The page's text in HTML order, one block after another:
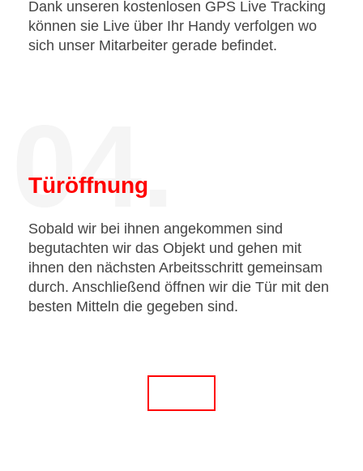
Dank unseren kostenlosen GPS Live Tracking
können sie Live über Ihr Handy verfolgen wo
sich unser Mitarbeiter gerade befindet.
04.
Türöffnung
Sobald wir bei ihnen angekommen sind
begutachten wir das Objekt und gehen mit
ihnen den nächsten Arbeitsschritt gemeinsam
durch. Anschließend öffnen wir die Tür mit den
besten Mitteln die gegeben sind.